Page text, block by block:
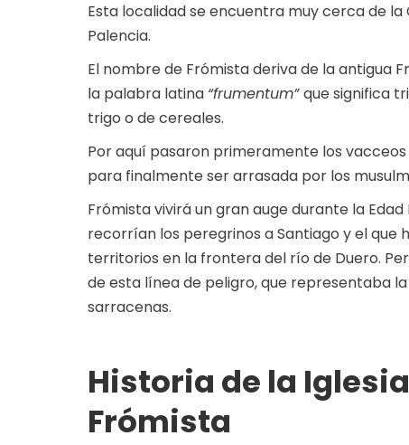
Esta localidad se encuentra muy cerca de
Palencia.
El nombre de Frómista deriva de la antigua
la palabra latina “frumentum”que significa
trigo o de cereales.
Por aquí pasaron primeramente los
para finalmente ser arrasada por los
Frómista vivirá un gran auge durante la
recorrían los peregrinos a Santiago y el que
territorios en la frontera del río de Duero.
de esta línea de peligro, que representaba
sarracenas.
Historia de la
Frómista